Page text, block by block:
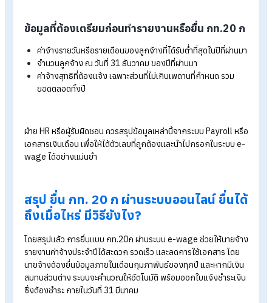
ให้กรอกข้อมูลดังต่อไปนี้
ตัวเลขค่าจ้างรายวัน/รายเดือนของลูกจ้างที่ได้รับต่ำสุดในปีที่ผ่
มา
จำนวนลูกจ้าง ณ วันที่ 31 ธันวาคม ของปีที่ผ่านมา
ค่าจ้างสุทธิที่ต้องแจ้งเฉพาะส่วนที่ไม่เกิน 20,000 บาท/เดือน/
8. เมื่อกรอกข้อมูลครบถ้วนและกดบันทึก
แจ้งเงินสมทบจากการรายงานค่าจ้างประจำปี กองทุนเงินทดแทน
26 ค พร้อมใบ pay-in เพื่อให้นายจ้างนำไปชำระส่วนต่างเงินสมทบ
เช็กให้ครบ! ข้อมูลที่ต้องใช้ก่อนยื่นแบบ
กท.20ก